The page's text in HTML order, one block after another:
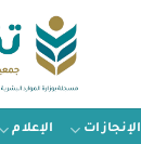
الإنجازات الإعلام